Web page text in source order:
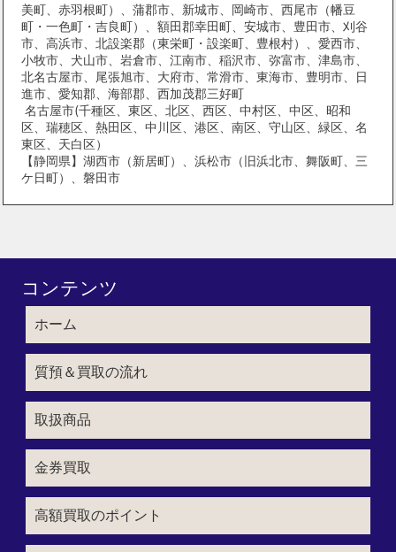
美町、赤羽根町）、蒲郡市、新城市、岡崎市、西尾市（幡豆
町・一色町・吉良町）、額田郡幸田町、安城市、豊田市、刈谷
市、高浜市、北設楽郡（東栄町・設楽町、豊根村）、愛西市、
小牧市、犬山市、岩倉市、江南市、稲沢市、弥富市、津島市、
北名古屋市、尾張旭市、大府市、常滑市、東海市、豊明市、日
進市、愛知郡、海部郡、西加茂郡三好町
名古屋市(千種区、東区、北区、西区、中村区、中区、昭和
区、瑞穂区、熱田区、中川区、港区、南区、守山区、緑区、名
東区、天白区）
【静岡県】湖西市（新居町）、浜松市（旧浜北市、舞阪町、三
ケ日町）、磐田市
コンテンツ
ホーム
質預＆買取の流れ
取扱商品
金券買取
高額買取のポイント